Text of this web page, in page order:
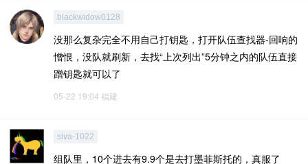
blackwidow0128
没那么复杂完全不用自己打钥匙，打开队伍查找器-回响的
憎恨，没队就刷新，去找“上次列出”5分钟之内的队伍直接
蹭钥匙就可以了
05-22 19:04 福建
siva-1022
组队里，10个进去有9.9个是去打墨菲斯托的，真服了